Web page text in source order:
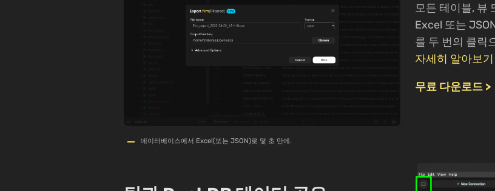
모든 테이블, 뷰
Excel 또는
를 두 번의 클릭
자세히 알아보기
무료 다운로드 >
데이터베이스에서 Excel(또는 JSON)로 몇 초 만에.